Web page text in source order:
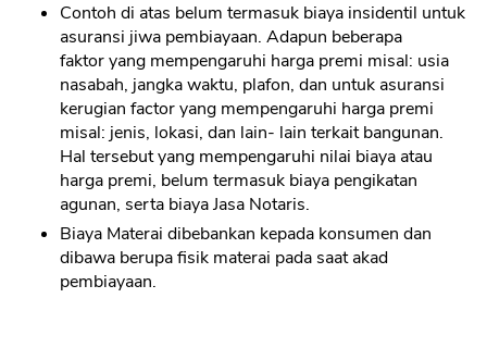
Contoh di atas belum termasuk biaya insidentil untuk
asuransi jiwa pembiayaan. Adapun beberapa
faktor yang mempengaruhi harga premi misal: usia
nasabah, jangka waktu, plafon, dan untuk asuransi
kerugian factor yang mempengaruhi harga premi
misal: jenis, lokasi, dan lain- lain terkait bangunan.
Hal tersebut yang mempengaruhi nilai biaya atau
harga premi, belum termasuk biaya pengikatan
agunan, serta biaya Jasa Notaris.
Biaya Materai dibebankan kepada konsumen dan
dibawa berupa fisik materai pada saat akad
pembiayaan.